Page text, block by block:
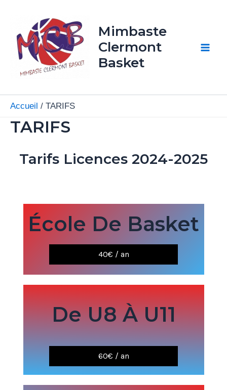
contenu
Mimbaste
Clermont
Basket
Accueil TARIFS
TARIFS
Tarifs Licences 2024-2025
École De Basket
40€ / an
De U8 À U11
60€ / an